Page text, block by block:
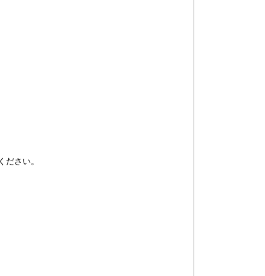
さい。